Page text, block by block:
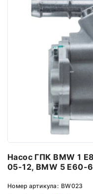
Насос ГПК BMW 1
05-12, BMW 5 E60-
Номер артикула: BW023